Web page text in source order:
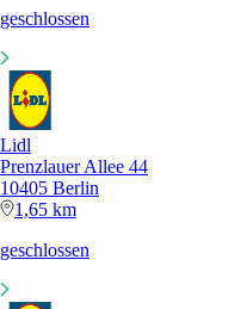
geschlossen
Lidl
Prenzlauer Allee 44
10405 Berlin
1,65 km
geschlossen